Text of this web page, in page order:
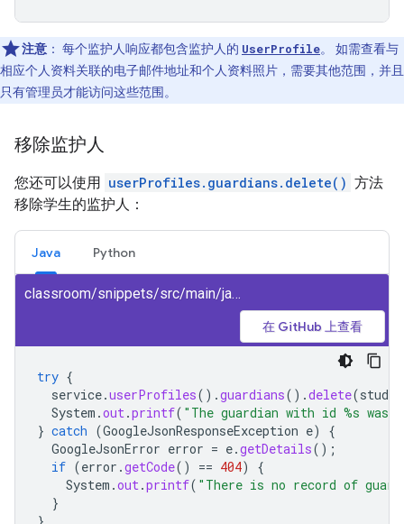
注意 ： 每个监护人响应都包含监护人的 UserProfile。 如需查看与
相应个人资料关联的电子邮件地址和个人资料照片，需要其他范围，并且
只有管理员才能访问这些范围。
移除监护人
您还可以使用 userProfiles.guardians.delete() 方法
移除学生的监护人：
Java Python
classroom/snippets/src/main/java/DeleteGuardian.java
在 GitHub 上查看
try {
service.userProfiles().guardians().delete(
System .out .printf( "The guardian with id %s was
} catch (GoogleJsonResponseException e)
{
GoogleJsonError error = e.getDetails();
if (error .getCode() == 404)
{
System .out .printf( "There is no record of
}
}